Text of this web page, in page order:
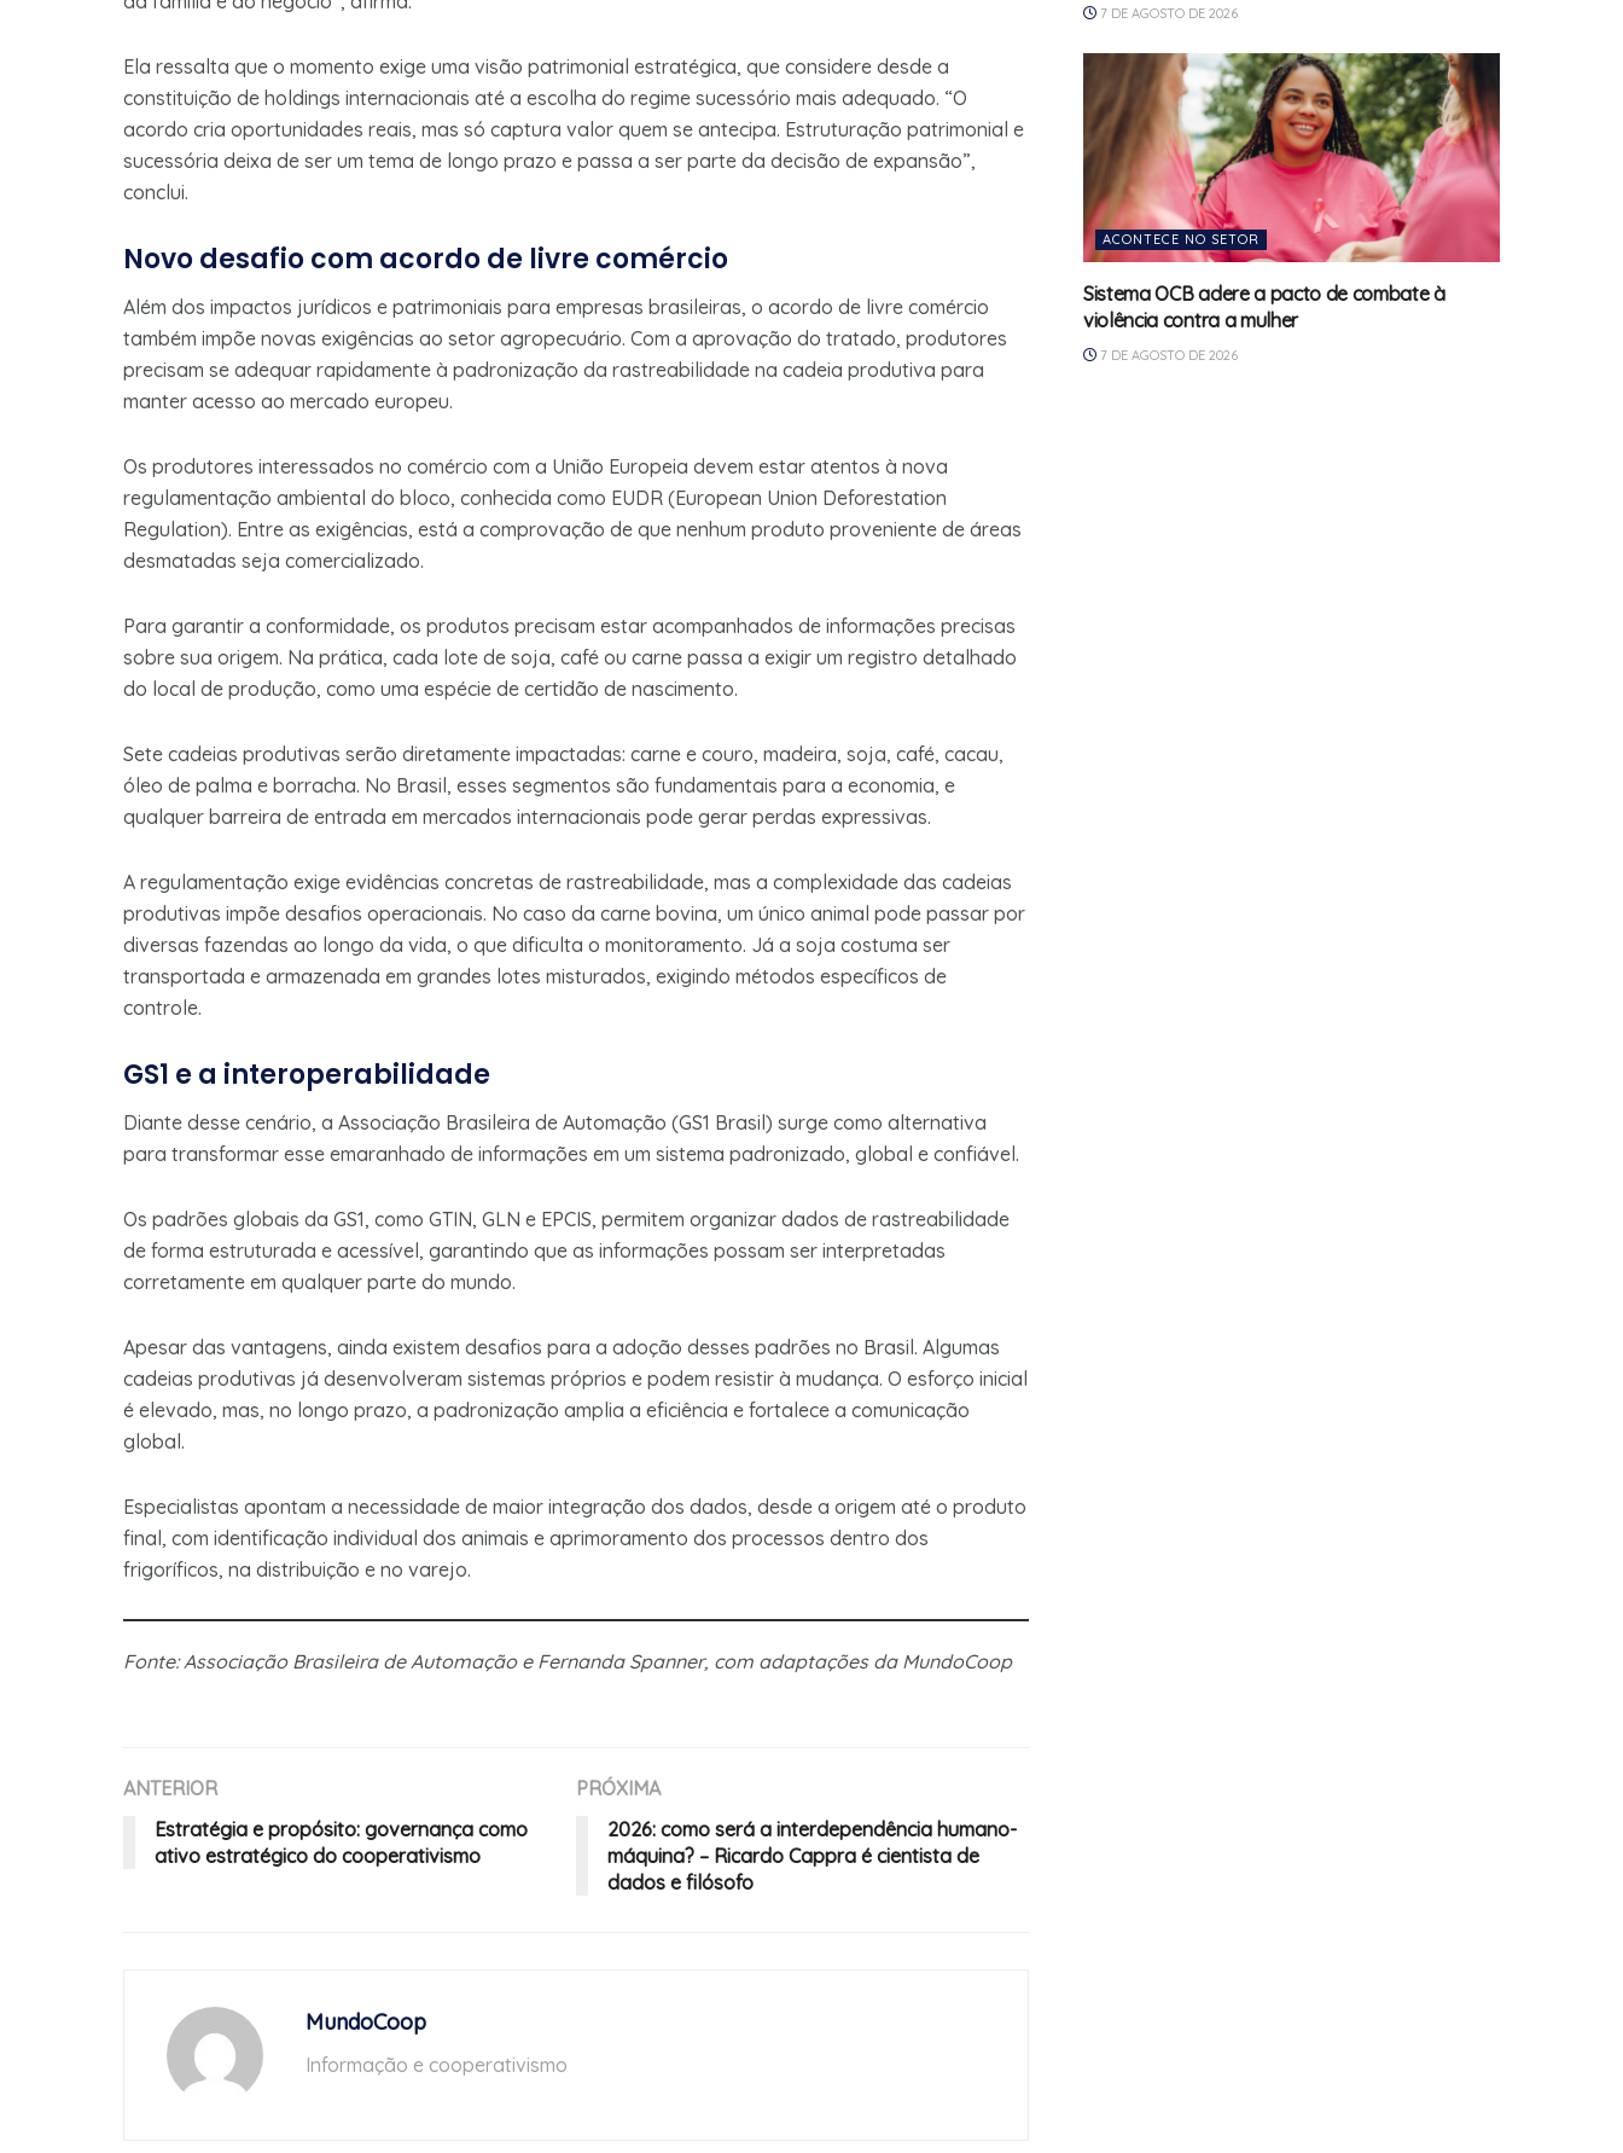
Ela ressalta que o momento exige uma visão patrimonial estratégica, que considere desde a
constituição de holdings internacionais até a escolha do regime sucessório mais adequado. “O
acordo cria oportunidades reais, mas só captura valor quem se antecipa. Estruturação patrimonial e
sucessória deixa de ser um tema de longo prazo e passa a ser parte da decisão de expansão”,
conclui.
Novo desafio com acordo de livre comércio
Além dos impactos jurídicos e patrimoniais para empresas brasileiras, o acordo de livre comércio
também impõe novas exigências ao setor agropecuário. Com a aprovação do tratado, produtores
precisam se adequar rapidamente à padronização da rastreabilidade na cadeia produtiva para
manter acesso ao mercado europeu.
Os produtores interessados no comércio com a União Europeia devem estar atentos à nova
regulamentação ambiental do bloco, conhecida como EUDR (European Union Deforestation
Regulation). Entre as exigências, está a comprovação de que nenhum produto proveniente de áreas
desmatadas seja comercializado.
Para garantir a conformidade, os produtos precisam estar acompanhados de informações precisas
sobre sua origem. Na prática, cada lote de soja, café ou carne passa a exigir um registro detalhado
do local de produção, como uma espécie de certidão de nascimento.
Sete cadeias produtivas serão diretamente impactadas: carne e couro, madeira, soja, café, cacau,
óleo de palma e borracha. No Brasil, esses segmentos são fundamentais para a economia, e
qualquer barreira de entrada em mercados internacionais pode gerar perdas expressivas.
A regulamentação exige evidências concretas de rastreabilidade, mas a complexidade das cadeias
produtivas impõe desafios operacionais. No caso da carne bovina, um único animal pode passar por
diversas fazendas ao longo da vida, o que dificulta o monitoramento. Já a soja costuma ser
transportada e armazenada em grandes lotes misturados, exigindo métodos específicos de
controle.
GS1 e a interoperabilidade
Diante desse cenário, a Associação Brasileira de Automação (GS1 Brasil) surge como alternativa
para transformar esse emaranhado de informações em um sistema padronizado, global e confiável.
Os padrões globais da GS1, como GTIN, GLN e EPCIS, permitem organizar dados de rastreabilidade
de forma estruturada e acessível, garantindo que as informações possam ser interpretadas
corretamente em qualquer parte do mundo.
Apesar das vantagens, ainda existem desafios para a adoção desses padrões no Brasil. Algumas
cadeias produtivas já desenvolveram sistemas próprios e podem resistir à mudança. O esforço inicial
é elevado, mas, no longo prazo, a padronização amplia a eficiência e fortalece a comunicação
global.
Especialistas apontam a necessidade de maior integração dos dados, desde a origem até o produto
final, com identificação individual dos animais e aprimoramento dos processos dentro dos
frigoríficos, na distribuição e no varejo.
Fonte: Associação Brasileira de Automação e Fernanda Spanner, com adaptações da MundoCoop
ANTERIOR
Estratégia e propósito: governança como
ativo estratégico do cooperativismo
PRÓXIMA
2026: como será a interdependência humano-
máquina? – Ricardo Cappra é cientista de
dados e filósofo
MundoCoop
Informação e cooperativismo
7 DE AGOSTO DE 2026
ACONTECE NO SETOR
Sistema OCB adere a pacto de combate à
violência contra a mulher
7 DE AGOSTO DE 2026